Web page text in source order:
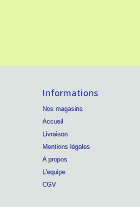
Informations
Nos magasins
Accueil
Livraison
Mentions légales
A propos
L'equipe
CGV